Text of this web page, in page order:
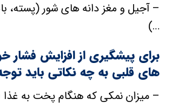
– آجیل و مغز دانه های شور (پسته،
…)
برای پیشگیری از افزایش فشار
های قلبی به چه نکاتی باید
– میزان نمکی که هنگام پخت به غذا